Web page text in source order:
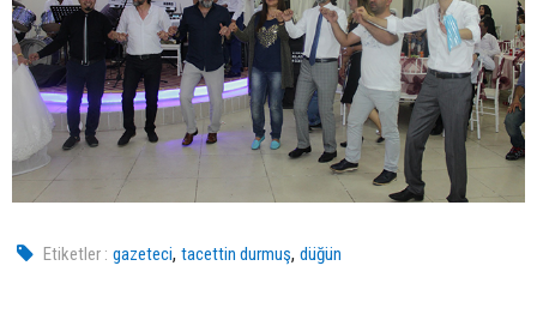
Etiketler : gazeteci,tacettin durmuş,düğün